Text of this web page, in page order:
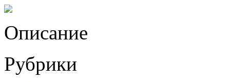
Описание
Рубрики